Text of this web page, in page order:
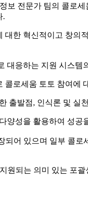
전문가 팀의 콜로
.
한 혁신적이고 창
대응하는 지원 시스템
로세움 토토 참여에
발점, 인식론 및 실
양성을 활용하여 성공
어 있으며 일부 콜
되는 의미 있는 포